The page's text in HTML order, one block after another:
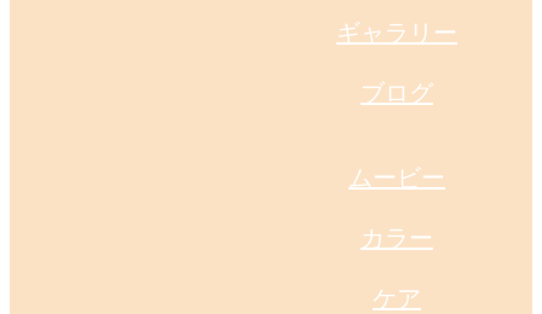
ギャラリー
ブログ
ムービー
カラー
ケア